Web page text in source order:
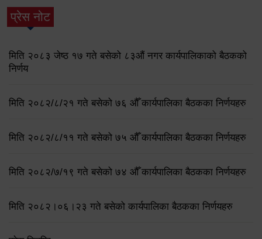
प्रेस नोट
मिति २०८३ जेष्ठ १७ गते बसेको ८३औं नगर कार्यपालिकाको बैठकको
निर्णय
मिति २०८२/८/२१ गते बसेको ७६ औँ कार्यपालिका बैठकका निर्णयहरु
मिति २०८२/८/११ गते बसेको ७५ औँ कार्यपालिका बैठकका निर्णयहरु
मिति २०८२/७/१९ गते बसेको ७४ औँ कार्यपालिका बैठकका निर्णयहरु
मिति २०८२।०६।२३ गते बसेको कार्यपालिका बैठकका निर्णयहरु